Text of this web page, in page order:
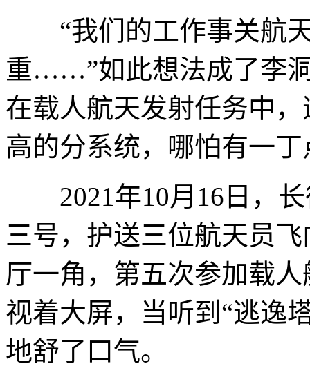
“我们的工作事关航天
重……”如此想法成了李
在载人航天发射任务中
高的分系统，哪怕有一
2021年10月16日，长
三号，护送三位航天员
厅一角，第五次参加载
视着大屏，当听到“逃逸
地舒了口气。